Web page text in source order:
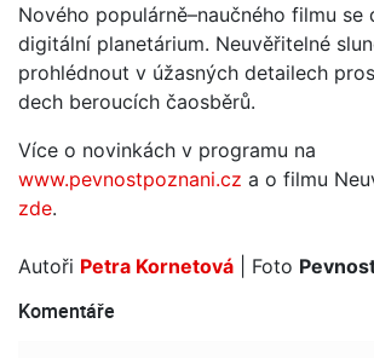
Nového populárně–naučného filmu se
digitální planetárium. Neuvěřitelné
prohlédnout v úžasných detailech
dech beroucích čaosběrů.
Více o novinkách v programu na
www.pevnostpoznani.cz a o filmu
zde.
Autoři Petra Kornetová | Foto
Komentáře